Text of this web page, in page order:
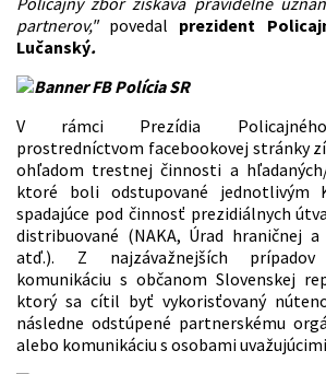
partnerov," povedal prezident
Lučanský.
V rámci Prezídia
prostredníctvom facebookovej stránky
ohľadom trestnej činnosti a
ktoré boli odstupované jednotlivým
spadajúce pod činnosť prezidiálnych
distribuované (NAKA, Úrad hraničnej
atď.). Z najzávažnejších
komunikáciu s občanom Slovenskej
ktorý sa cítil byť vykorisťovaný
následne odstúpené partnerskému
alebo komunikáciu s osobami